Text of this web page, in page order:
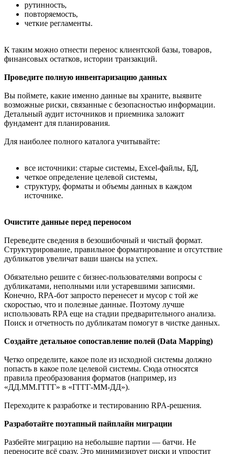
рутинность,
повторяемость,
четкие регламенты.
К таким можно отнести перенос клиентской базы, товаров,
финансовых остатков, истории транзакций.
Проведите полную инвентаризацию данных
Вы поймете, какие именно данные вы храните, выявите
возможные риски, связанные с безопасностью информации.
Детальный аудит источников и приемника заложит
фундамент для планирования.
Для наиболее полного каталога учитывайте:
все источники: старые системы, Excel-файлы, БД,
четкое определение целевой системы,
структуру, форматы и объемы данных в каждом
источнике.
Очистите данные перед переносом
Переведите сведения в безошибочный и чистый формат.
Структурирование, правильное форматирование и отсутствие
дубликатов увеличат ваши шансы на успех.
Обязательно решите с бизнес-пользователями вопросы с
дубликатами, неполными или устаревшими записями.
Конечно, RPA-бот запросто перенесет и мусор с той же
скоростью, что и полезные данные. Поэтому лучше
использовать RPA еще на стадии предварительного анализа.
Поиск и отчетность по дубликатам помогут в чистке данных.
Создайте детальное сопоставление полей (Data Mapping)
Четко определите, какое поле из исходной системы должно
попасть в какое поле целевой системы. Сюда относятся
правила преобразования форматов (например, из
«ДД.ММ.ГГГГ» в «ГГГГ-ММ-ДД»).
Переходите к разработке и тестированию RPA-решения.
Разработайте поэтапный пайплайн миграции
Разбейте миграцию на небольшие партии — батчи. Не
переносите всё сразу. Это минимизирует риски и упростит